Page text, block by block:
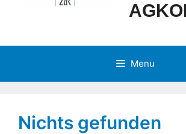
Menu
Nichts gefunden